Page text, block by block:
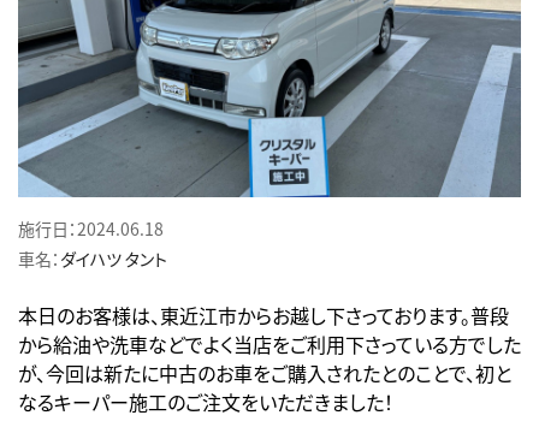
施行日：2024.06.18
車名： ダイハツタント
本日のお客様は、東近江市からお越し下さっております。普段
から給油や洗車などでよく当店をご利用下さっている方でした
が、今回は新たに中古のお車をご購入されたとのことで、初と
なるキーパー施工のご注文をいただきました！